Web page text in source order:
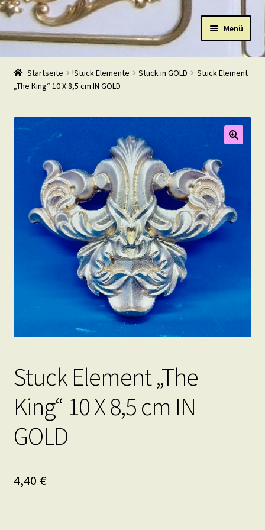
Navigation
Zum
Inhalt
Menü
Start
Shop
Warenkorb
Mein Konto
Beispiele
Startseite !Stuck Elemente Stuck in GOLD
Stuck Element
„The King“ 10 X 8,5 cm IN GOLD
Stuck Element „The
King“ 10 X 8,5 cm IN
GOLD
4,40 €